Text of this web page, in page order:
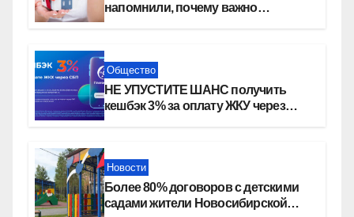
напомнили, почему важно
Общество
НЕ УПУСТИТЕ ШАНС получить
кешбэк 3% за оплату ЖКУ через
Новости
Более 80% договоров с детскими
садами жители Новосибирской